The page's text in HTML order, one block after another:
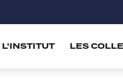
L'INSTITUT LES